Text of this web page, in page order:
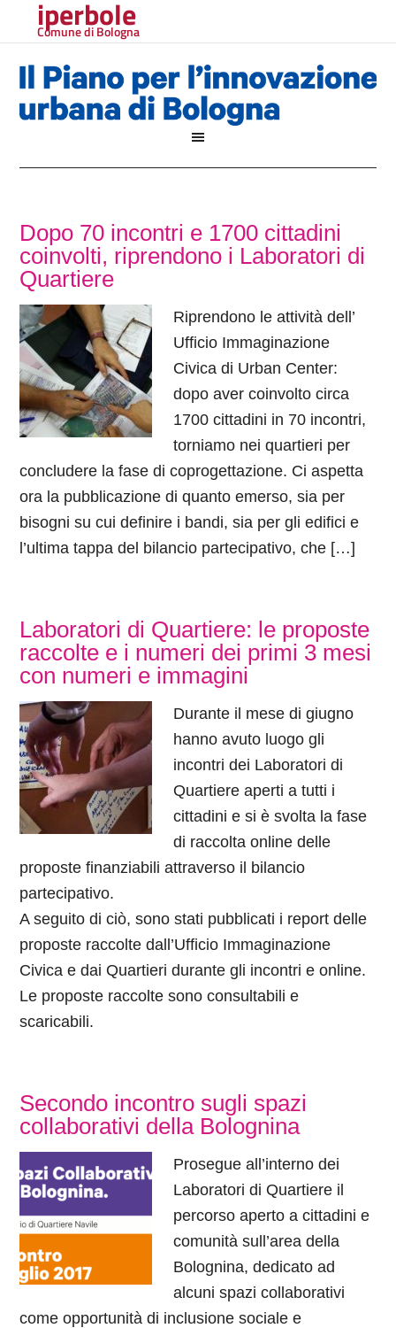
iperbole
Comune di Bologna
Dopo 70 incontri e 1700 cittadini
coinvolti, riprendono i Laboratori di
Quartiere
Riprendono le attività dell’
Ufficio Immaginazione
Civica di Urban Center:
dopo aver coinvolto circa
1700 cittadini in 70 incontri,
torniamo nei quartieri per
concludere la fase di coprogettazione. Ci aspetta
ora la pubblicazione di quanto emerso, sia per
bisogni su cui definire i bandi, sia per gli edifici e
l’ultima tappa del bilancio partecipativo, che […]
Laboratori di Quartiere: le proposte
raccolte e i numeri dei primi 3 mesi
con numeri e immagini
Durante il mese di giugno
hanno avuto luogo gli
incontri dei Laboratori di
Quartiere aperti a tutti i
cittadini e si è svolta la fase
di raccolta online delle
proposte finanziabili attraverso il bilancio
partecipativo.
A seguito di ciò, sono stati pubblicati i report delle
proposte raccolte dall’Ufficio Immaginazione
Civica e dai Quartieri durante gli incontri e online.
Le proposte raccolte sono consultabili e
scaricabili.
Secondo incontro sugli spazi
collaborativi della Bolognina
Prosegue all’interno dei
Laboratori di Quartiere il
percorso aperto a cittadini e
comunità sull’area della
Bolognina, dedicato ad
alcuni spazi collaborativi
come opportunità di inclusione sociale e